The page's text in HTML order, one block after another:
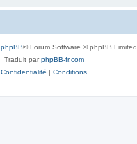
phpBB® Forum Software © phpBB Limited
Traduit parphpBB-fr.com
Confidentialité | Conditions